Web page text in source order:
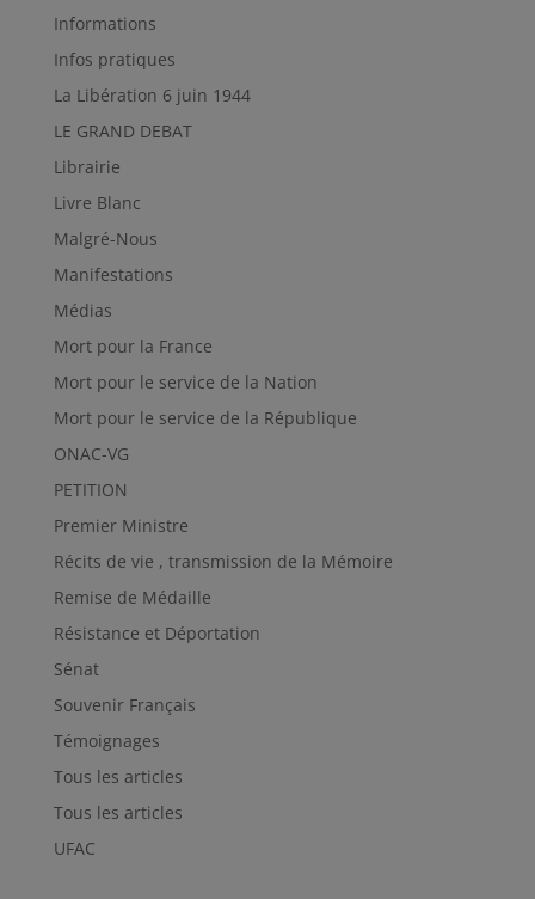
Informations
Infos pratiques
La Libération 6 juin 1944
LE GRAND DEBAT
Librairie
Livre Blanc
Malgré-Nous
Manifestations
Médias
Mort pour la France
Mort pour le service de la Nation
Mort pour le service de la République
ONAC-VG
PETITION
Premier Ministre
Récits de vie , transmission de la Mémoire
Remise de Médaille
Résistance et Déportation
Sénat
Souvenir Français
Témoignages
Tous les articles
Tous les articles
UFAC